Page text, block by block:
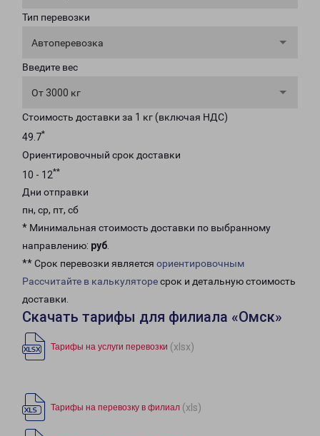
Тип перевозки
Автоперевозка
Введите вес
От 3000 кг
Стоимость доставки за 1 кг (включая НДС)
49.7*
Ориентировочный срок доставки
10 - 12**
Дни отправки
пн, ср, пт, сб
* Минимальная стоимость доставки по выбранному
направлению: руб.
** Срок перевозки является ориентировочным
Рассчитайте в калькуляторесрок и детальную стоимость
доставки.
Скачать тарифы для филиала «Омск»
Тарифы на услуги перевозки (xlsx)
Тарифы на перевозку в филиал (xls)